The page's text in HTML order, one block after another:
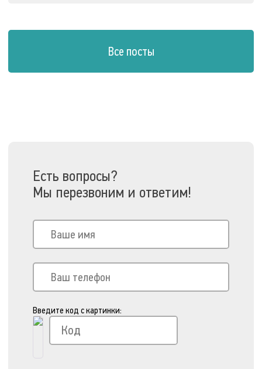
Все посты
Есть вопросы?
Мы перезвоним и ответим!
Введите код с картинки: